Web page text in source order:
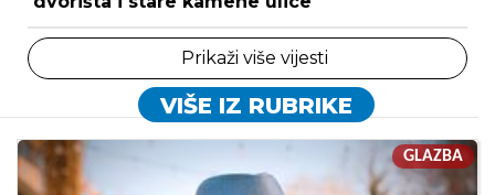
Prikaži više vijesti
VIŠE IZ RUBRIKE
GLAZBA